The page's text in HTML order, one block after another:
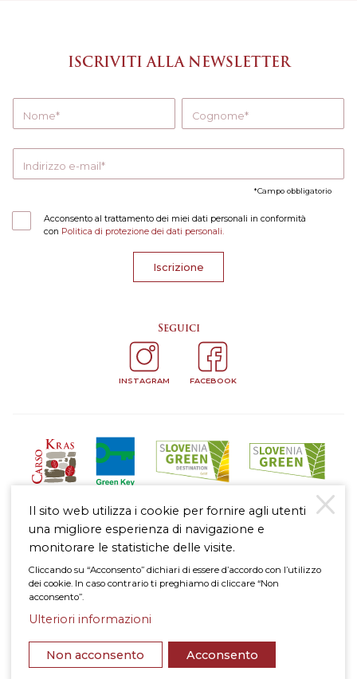
ISCRIVITI ALLA NEWSLETTER
Nome Cognome
Indirizzo e-mail
Campo obbligatorio
Acconsento al trattamento dei miei dati personali in conformità
con Politica di protezione dei dati personali.
Iscrizione
Seguici
INSTAGRAM FACEBOOK
© 2026 Štanjel
Nota legale
Politica di protezione dei dati personali
Informativa sull’uso dei cookie
Il sito web utilizza i cookie per fornire agli utenti
una migliore esperienza di navigazione e
monitorare le statistiche delle visite.
Cliccando su “Acconsento” dichiari di essere d’accordo con l’utilizzo
dei cookie. In caso contrario ti preghiamo di cliccare “Non
acconsento”.
Ulteriori informazioni
Non acconsento Acconsento